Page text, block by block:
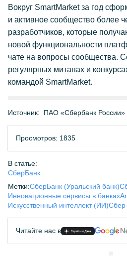
Вокруг SmartMarket за год
и активное сообщество более
разработчиков, которые
новой функциональности
чате на вопросы сообщества.
регулярных митапах и
командой SmartMarket.
Источник: ПАО «Сбербанк
Просмотров: 1835
В статье:
СберБанк
Метки:СберБанк (Уральский банк)
Инновационные сервисы в банках
Искусственный интеллект (ИИ)Сбер
Читайте нас в